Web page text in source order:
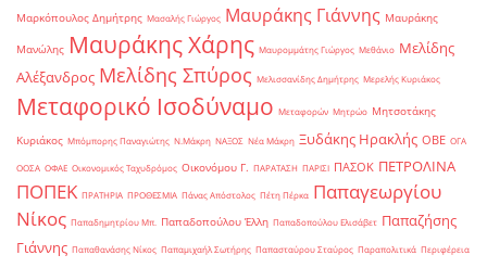
Μαρκόπουλος Δημήτρης Μασαλής Γιώργος Μαυράκης Γιάννης Μαυράκης
Μανώλης Μαυράκης Χάρης Μαυρομμάτης Γιώργος Μεθάνιο Μελίδης
Αλέξανδρος Μελίδης Σπύρος Μελισσανίδης Δημήτρης Μερελής Κυριάκος
Μεταφορικό Ισοδύναμο Μεταφορών Μητρώο Μητσοτάκης
Κυριάκος Μπόμπορης Παναγιώτης Ν.Μάκρη ΝΑΞΟΣ Νέα Μάκρη Ξυδάκης Ηρακλής ΟΒΕ ΟΓΑ
ΟΟΣΑ ΟΦΑΕ Οικονομικός Ταχυδρόμος Οικονόμου Γ. ΠΑΡΑΤΑΣΗ ΠΑΡΙΣΙ ΠΑΣΟΚ ΠΕΤΡΟΛΙΝΑ
ΠΟΠΕΚ ΠΡΑΤΗΡΙΑ ΠΡΟΘΕΣΜΙΑ Πάνας Απόστολος Πέτη Πέρκα Παπαγεωργίου
Νίκος Παπαδημητρίου Μπ. Παπαδοπούλου Έλλη Παπαδοπούλου Ελισάβετ Παπαζήσης
Γιάννης Παπαθανάσης Νίκος Παπαμιχαήλ Σωτήρης Παπασταύρου Σταύρος Παραπολιτικά Περιφέρεια